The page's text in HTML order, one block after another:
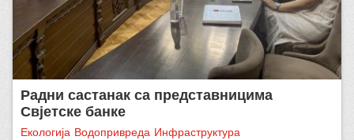
Радни састанак са представницима
Свјетске банке
Eкологија Водопривреда Инфраструктура